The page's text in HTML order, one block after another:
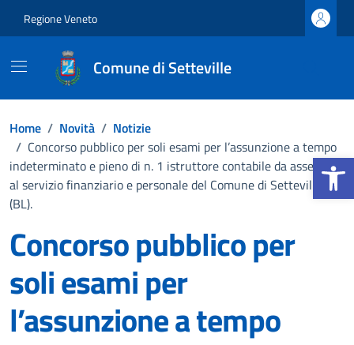
Apri la
Regione Veneto
Comune di Setteville
Home / Novità / Notizie
/ Concorso pubblico per soli esami per l’assunzione a tempo
indeterminato e pieno di n. 1 istruttore contabile da assegnare
al servizio finanziario e personale del Comune di Setteville
(BL).
Concorso pubblico per
soli esami per
l’assunzione a tempo